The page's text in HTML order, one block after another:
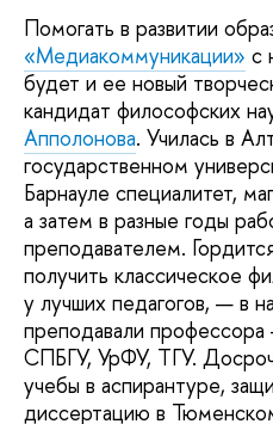
Помогать в развитии
«Медиакоммуникации» с
будет и ее новый
кандидат философских
Апполонова. Училась в
государственном
Барнауле специалитет,
а затем в разные годы
преподавателем.
получить классическое
у лучших педагогов, — в
преподавали
СПБГУ, УрФУ, ТГУ.
учебы в аспирантуре,
диссертацию в